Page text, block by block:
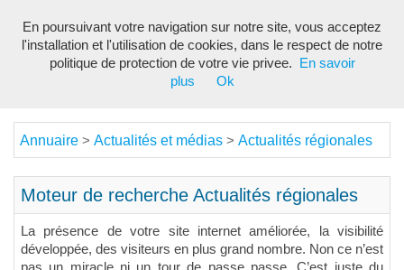
Annuaire > Actualités et médias > Actualités régionales
Moteur de recherche Actualités régionales
La présence de votre site internet améliorée, la visibilité
développée, des visiteurs en plus grand nombre. Non ce n’est
En poursuivant votre navigation sur notre site, vous acceptez
l'installation et l'utilisation de cookies, dans le respect de notre
politique de protection de votre vie privee.
En savoir
plus
Ok